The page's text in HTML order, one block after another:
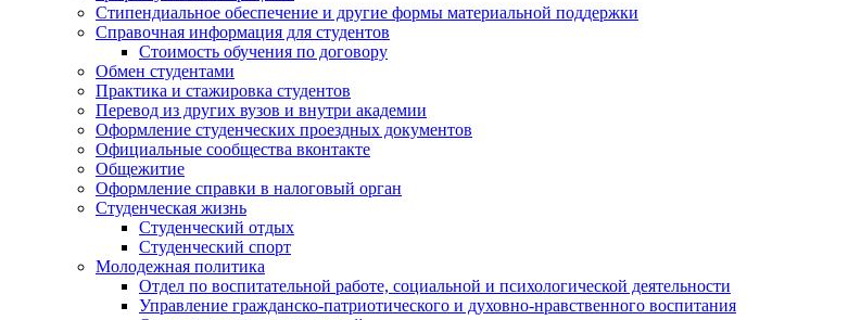
Стипендиальное обеспечение и другие формы материальной поддержки
Справочная информация для студентов
Cтоимость обучения по договору
Обмен студентами
Практика и стажировка студентов
Перевод из других вузов и внутри академии
Оформление студенческих проездных документов
Официальные сообщества вконтакте
Общежитие
Оформление справки в налоговый орган
Студенческая жизнь
Студенческий отдых
Студенческий спорт
Молодежная политика
Отдел по воспитательной работе, социальной и психологической деятельности
Управление гражданско-патриотического и духовно-нравственного воспитания